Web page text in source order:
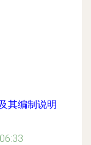
其编制说明